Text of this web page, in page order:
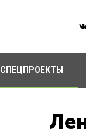
СПЕЦПРОЕКТЫ